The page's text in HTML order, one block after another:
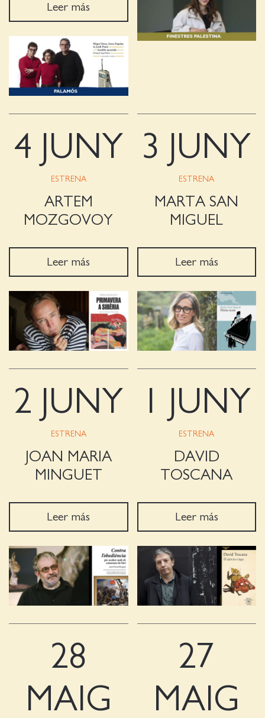
Leer más
4 JUNY
ESTRENA
ARTEM
MOZGOVOY
Leer más
3 JUNY
ESTRENA
MARTA SAN
MIGUEL
Leer más
2 JUNY
ESTRENA
JOAN MARIA
MINGUET
Leer más
1 JUNY
ESTRENA
DAVID
TOSCANA
Leer más
28
MAIG
27
MAIG